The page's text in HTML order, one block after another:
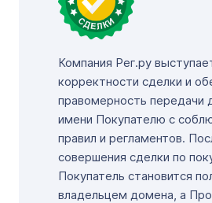
Компания Рег.ру
корректности сделки и
правомерность передачи
имени Покупателю с
правил и регламентов.
совершения сделки по
Покупатель становится
владельцем домена, а